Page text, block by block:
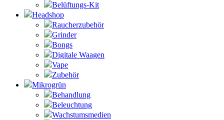
Belüftungs-Kit
Headshop
Raucherzubehör
Grinder
Bongs
Digitale Waagen
Vape
Zubehör
Mikrogrün
Behandlung
Beleuchtung
Wachstumsmedien